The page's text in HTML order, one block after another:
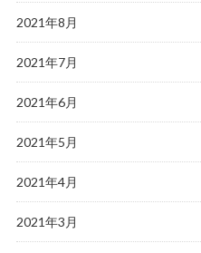
2021年8月
2021年7月
2021年6月
2021年5月
2021年4月
2021年3月